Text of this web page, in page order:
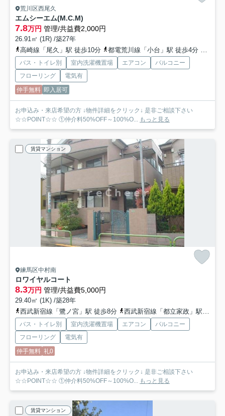
荒川区西尾久
エムシーエム(M.C.M)
7.8万円 管理/共益費2,000円
26.91㎡ (1R) /築27年
高崎線「尾久」駅 徒歩10分
都電荒川線「小台」駅 徒歩4分 山手
バス・トイレ別 室内洗濯機置場 エアコン
バルコニー
フローリング
電気有
仲手無料 即入居可
お申込み・来店希望の方 ↓物件詳細をクリック↓ 是非ご相談下さい
☆☆POINT☆☆ ①仲介料50%OFF～100%O... もっと見る
賃貸マンション
練馬区中村南
ロワイヤルコート
8.3万円 管理/共益費5,000円
29.40㎡ (1K) /築28年
西武新宿線「鷺ノ宮」駅 徒歩8分
西武新宿線「都立家政」駅 徒歩6分
バス・トイレ別 室内洗濯機置場 エアコン
バルコニー
フローリング
電気有
仲手無料 礼0
お申込み・来店希望の方 ↓物件詳細をクリック↓ 是非ご相談下さい
☆☆POINT☆☆ ①仲介料50%OFF～100%O... もっと見る
賃貸マンション